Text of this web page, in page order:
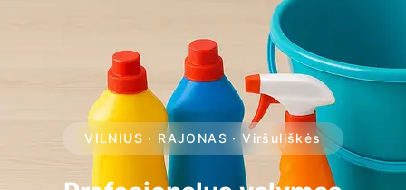
VILNIUS · RAJONAS · Viršuliškės